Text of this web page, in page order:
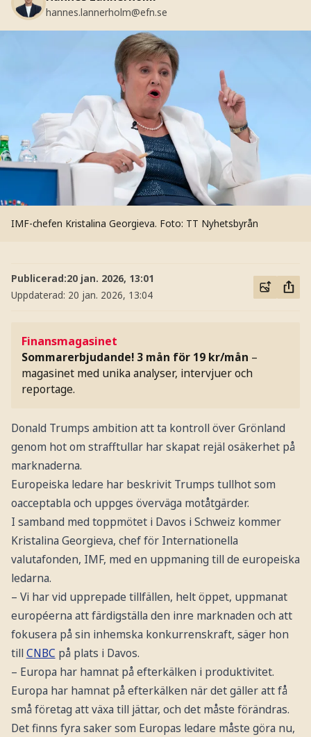
hannes.lannerholm@efn.se
IMF-chefen Kristalina Georgieva. Foto: TT Nyhetsbyrån
Publicerad:20 jan. 2026, 13:01
Uppdaterad: 20 jan. 2026, 13:04
Finansmagasinet
Sommarerbjudande! 3 mån för 19 kr/mån –
magasinet med unika analyser, intervjuer och
reportage.
Donald Trumps ambition att ta kontroll över Grönland
genom hot om strafftullar har skapat rejäl osäkerhet på
marknaderna.
Europeiska ledare har beskrivit Trumps tullhot som
oacceptabla och uppges överväga motåtgärder.
I samband med toppmötet i Davos i Schweiz kommer
Kristalina Georgieva, chef för Internationella
valutafonden, IMF, med en uppmaning till de europeiska
ledarna.
– Vi har vid upprepade tillfällen, helt öppet, uppmanat
européerna att färdigställa den inre marknaden och att
fokusera på sin inhemska konkurrenskraft, säger hon
till CNBC på plats i Davos.
– Europa har hamnat på efterkälken i produktivitet.
Europa har hamnat på efterkälken när det gäller att få
små företag att växa till jättar, och det måste förändras.
Det finns fyra saker som Europas ledare måste göra nu,